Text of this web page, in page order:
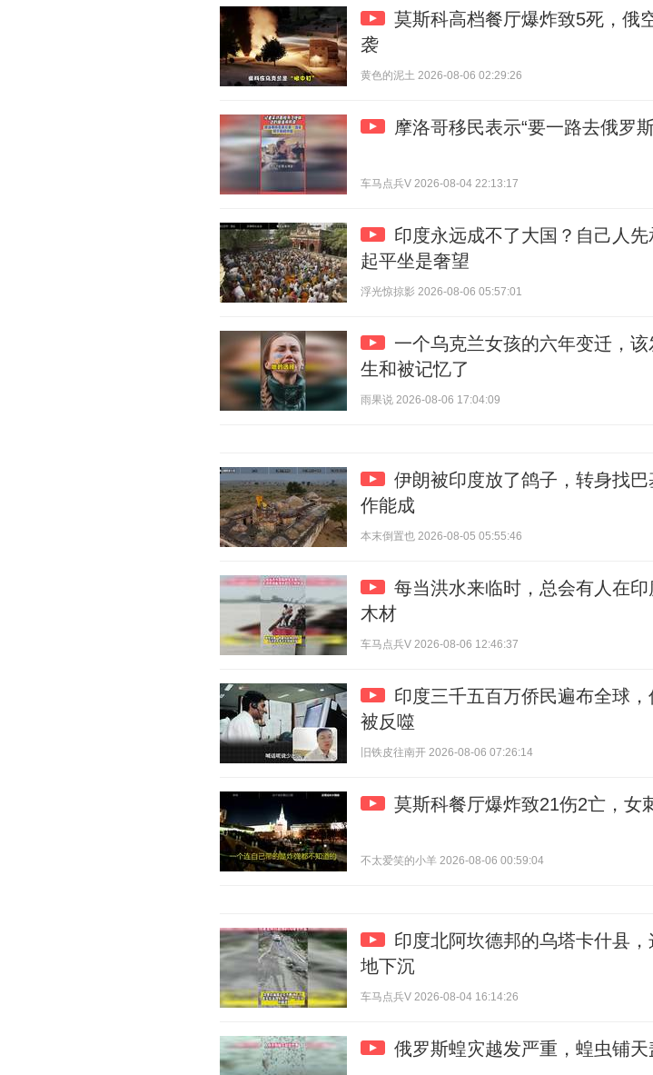
莫斯科高档餐厅爆炸致5死，俄
袭
黄色的泥土 2026-08-06 02:29:26
摩洛哥移民表示“要一路去俄罗
车马点兵V 2026-08-04 22:13:17
印度永远成不了大国？自己人
起平坐是奢望
浮光惊掠影 2026-08-06 05:57:01
一个乌克兰女孩的六年变迁，
生和被记忆了
雨果说 2026-08-06 17:04:09
伊朗被印度放了鸽子，转身找
作能成
本末倒置也 2026-08-05 05:55:46
每当洪水来临时，总会有人在
木材
车马点兵V 2026-08-06 12:46:37
印度三千五百万侨民遍布全球
被反噬
旧铁皮往南开 2026-08-06 07:26:14
莫斯科餐厅爆炸致21伤2亡，女
不太爱笑的小羊 2026-08-06 00:59:04
印度北阿坎德邦的乌塔卡什县
地下沉
车马点兵V 2026-08-04 16:14:26
俄罗斯蝗灾越发严重，蝗虫铺